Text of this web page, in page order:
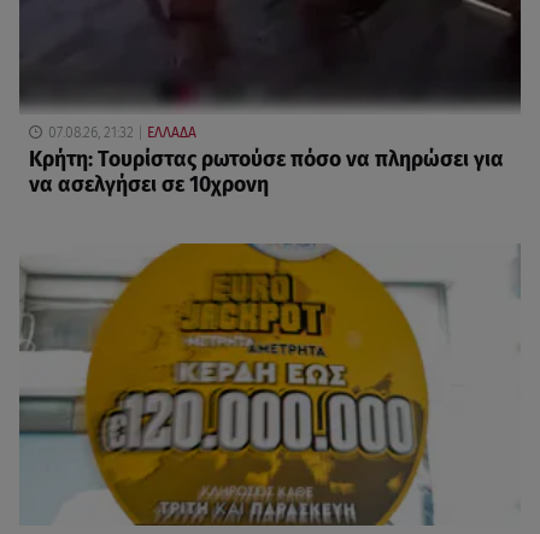
07.08.26, 21:32 ΕΛΛΑΔΑ
Κρήτη: Τουρίστας ρωτούσε πόσο να πληρώσει για
να ασελγήσει σε 10χρονη